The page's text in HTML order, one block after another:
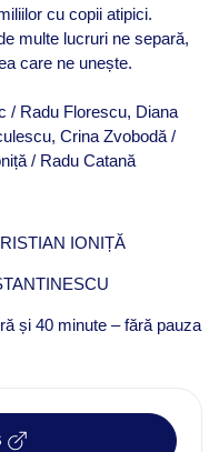
cu copii atipici.
multe lucruri ne separă,
care ne unește.
/ Radu Florescu, Diana
Crina Zvobodă /
/ Radu Catană
IONIȚĂ
și 40 minute – fără pauza